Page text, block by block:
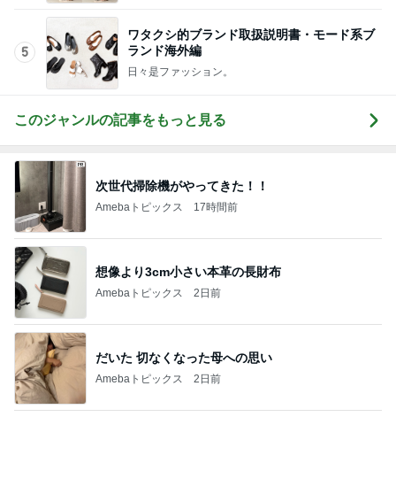
5
ワタクシ的ブランド取扱説明書・モード系ブ
ランド海外編
日々是ファッション。
このジャンルの記事をもっと見る
次世代掃除機がやってきた！！
Amebaトピックス 17時間前
想像より3cm小さい本革の長財布
Amebaトピックス 2日前
だいた 切なくなった母への思い
Amebaトピックス 2日前